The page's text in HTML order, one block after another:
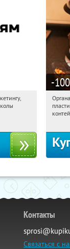
первым!
-100
Россия
Контакты
Связаться с